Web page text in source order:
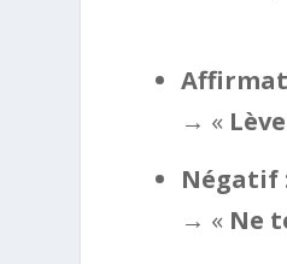
→ «
Négatif
→ « Ne